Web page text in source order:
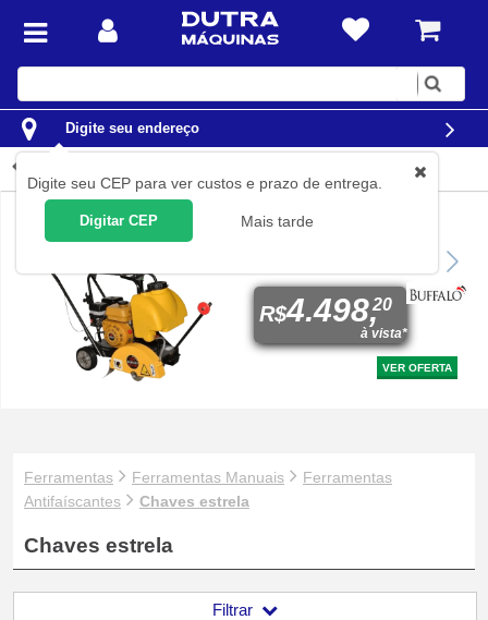
Digite
Digite seu endereço
Digite seu CEP para ver custos e prazo de entrega.
Digitar CEP Mais tarde
Cortadora de piso e asfalto
R$4.498,20
à vista*
VER OFERTA
Ferramentas Ferramentas Manuais
Ferramentas
Antifaíscantes
Chaves estrela
Chaves estrela
Filtrar